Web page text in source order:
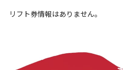
リフト券情報はありません。